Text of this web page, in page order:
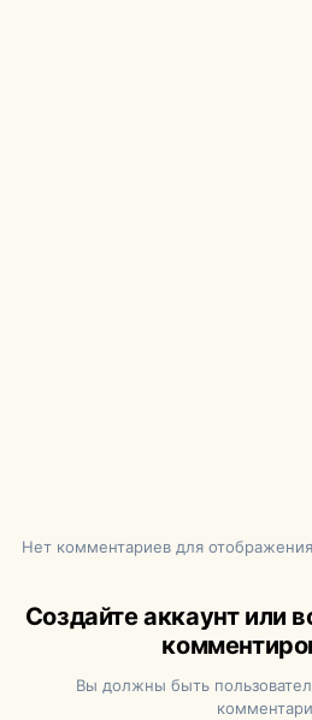
Нет комментариев для отображения
Создайте аккаунт или
Вы должны быть